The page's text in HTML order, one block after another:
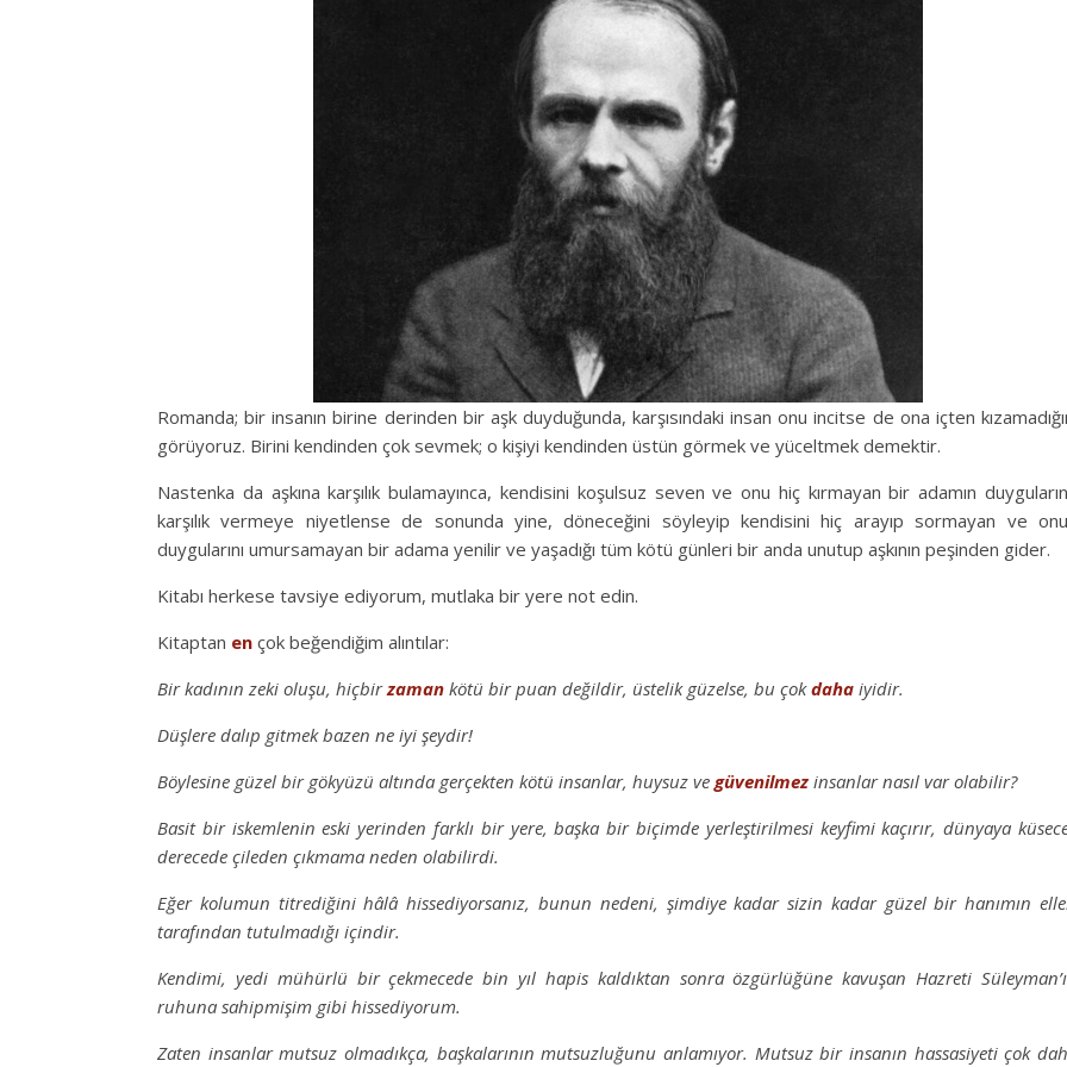
Romanda; bir insanın birine derinden bir aşk duyduğunda, karşısındaki insan onu incitse de ona içten
görüyoruz. Birini kendinden çok sevmek; o kişiyi kendinden üstün görmek ve yüceltmek demektir.
Nastenka da aşkına karşılık bulamayınca, kendisini koşulsuz seven ve onu hiç kırmayan bir adamın
karşılık vermeye niyetlense de sonunda yine, döneceğini söyleyip kendisini hiç arayıp sormayan ve
duygularını umursamayan bir adama yenilir ve yaşadığı tüm kötü günleri bir anda unutup aşkının peşinden gider.
Kitabı herkese tavsiye ediyorum, mutlaka bir yere not edin.
Kitaptan en çok beğendiğim alıntılar:
Bir kadının zeki oluşu, hiçbirzaman kötü bir puan değildir, üstelik güzelse, bu çokdaha iyidir.
Düşlere dalıp gitmek bazen ne iyi şeydir!
Böylesine güzel bir gökyüzü altında gerçekten kötü insanlar, huysuz ve güvenilmez insanlar nasıl var olabilir?
Basit bir iskemlenin eski yerinden farklı bir yere, başka bir biçimde yerleştirilmesi keyfimi kaçırır, dünyaya
derecede çileden çıkmama neden olabilirdi.
Eğer kolumun titrediğini hâlâ hissediyorsanız, bunun nedeni, şimdiye kadar sizin kadar güzel bir hanımın
tarafından tutulmadığı içindir.
Kendimi, yedi mühürlü bir çekmecede bin yıl hapis kaldıktan sonra özgürlüğüne kavuşan Hazreti
ruhuna sahipmişim gibi hissediyorum.
Zaten insanlar mutsuz olmadıkça, başkalarının mutsuzluğunu anlamıyor. Mutsuz bir insanın hassasiyeti çok